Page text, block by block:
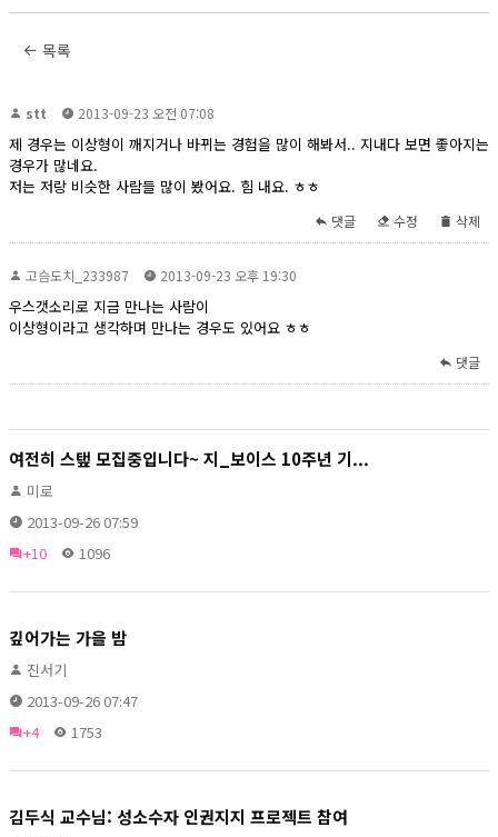
목록
stt 2013-09-23 오전 07:08
제 경우는 이상형이 깨지거나 바뀌는 경험을 많이 해봐서.. 지내다 보면 좋아지는
경우가 많네요.
저는 저랑 비슷한 사람들 많이 봤어요. 힘 내요. ㅎㅎ
댓글 수정 삭제
고슴도치_233987 2013-09-23 오후 19:30
우스갯소리로 지금 만나는 사람이
이상형이라고 생각하며 만나는 경우도 있어요 ㅎㅎ
댓글
여전히 스탶 모집중입니다~ 지_보이스 10주년 기...
미로
2013-09-26 07:59
+10
1096
깊어가는 가을 밤
진서기
2013-09-26 07:47
+4
1753
김두식 교수님: 성소수자 인권지지 프로젝트 참여